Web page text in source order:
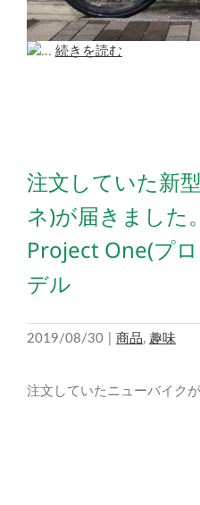
... 続きを読む
注文していた新
ネ)が届きました
Project One(プ
デル
2019/08/30 商品, 趣味
注文していたニューバイク